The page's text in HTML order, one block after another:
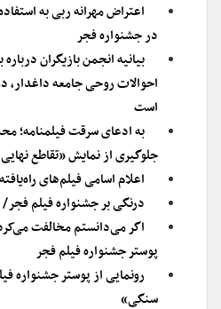
اعتراض مهرانه ربی به
در جشنواره فجر
بیانیه انجمن بازیگران
احوالات روحی جامعه داغدار،
است
به ادعای سرقت فیلمنامه؛
جلوگیری از نمایش «تقاطع
اعلام اسامی فیلم‌های
درنگی بر جشنواره فیلم
اگر می‌دانستم مخالفت
پوستر جشنواره فیلم فجر
سنگی»